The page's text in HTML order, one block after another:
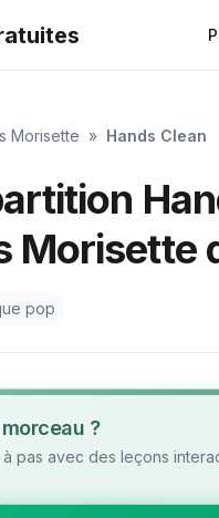
Morisette » Hands Clean
Morisette
pop
?
pas avec des leçons